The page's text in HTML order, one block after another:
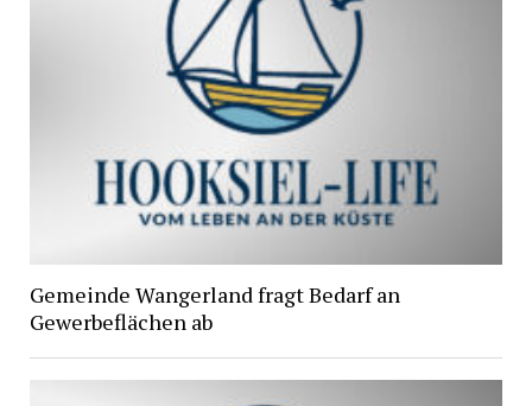
Gemeinde Wangerland fragt Bedarf an
Gewerbeflächen ab